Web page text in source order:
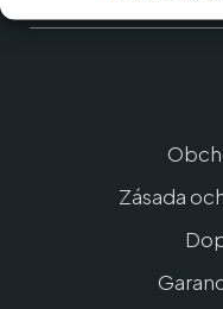
Zásada